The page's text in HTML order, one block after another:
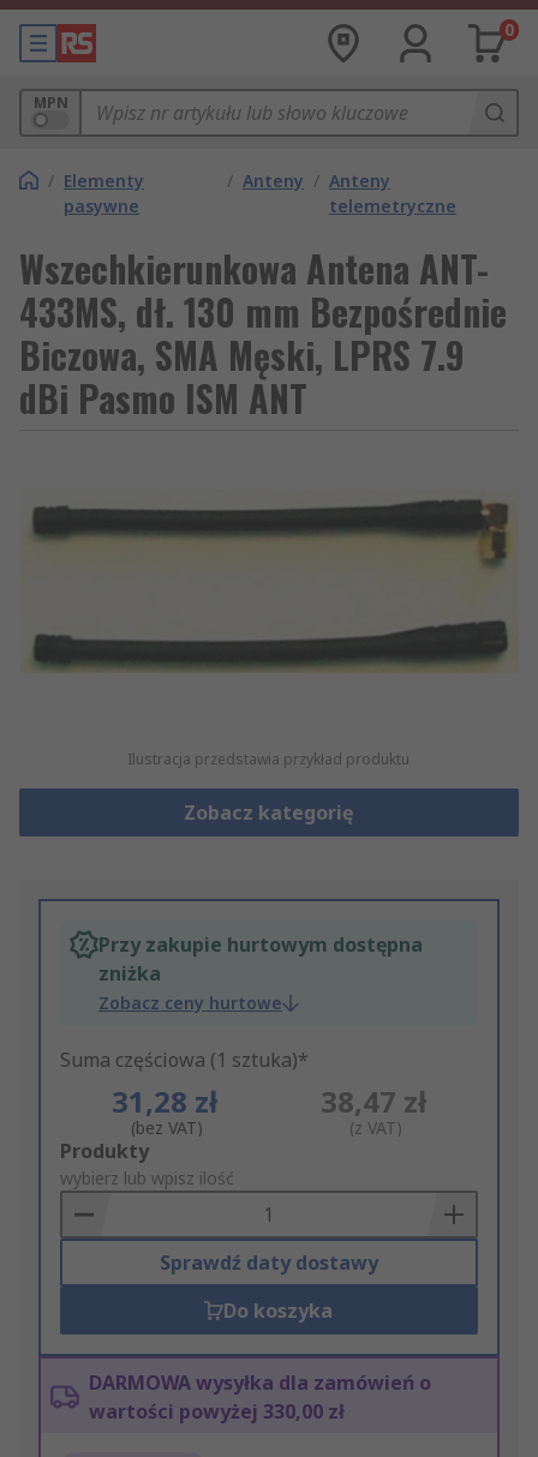
0
MPN
/ Elementy
pasywne
/ Anteny / Anteny
telemetryczne
Wszechkierunkowa Antena ANT-
433MS, dł. 130 mm Bezpośrednie
Biczowa, SMA Męski, LPRS 7.9
dBi Pasmo ISM ANT
Ilustracja przedstawia przykład produktu
Zobacz kategorię
Przy zakupie hurtowym dostępna
zniżka
Zobacz ceny hurtowe
Suma częściowa (1 sztuka)*
31,28 zł
(bez VAT)
38,47 zł
(z VAT)
Add
to
Basket
Produkty
wybierz lub wpisz ilość
Sprawdź daty dostawy
Do koszyka
DARMOWA wysyłka dla zamówień o
wartości powyżej 330,00 zł